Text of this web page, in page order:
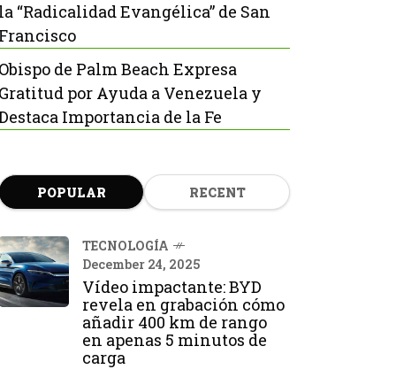
“Radicalidad Evangélica” de San
de Palm Beach Expresa
por Ayuda a Venezuela y
Importancia de la Fe
POPULAR RECENT
TECNOLOGÍA
December 24, 2025
Vídeo impactante: BYD
revela en grabación cómo
añadir 400 km de rango
en apenas 5 minutos de
carga